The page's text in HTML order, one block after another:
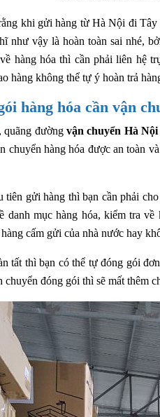
khi gửi hàng từ Hà Nội đi
như vậy là hoàn toàn sai nhé,
hàng hóa thì cần phải liên hệ
hàng không thể tự ý hoàn trả
hàng hóa cần vận
quãng đường vận chuyển Hà
chuyển hàng hóa được an toàn
tiên gửi hàng thì bạn cần phải
danh mục hàng hóa, kiểm tra
cấm gửi của nhà nước hay
tất thì bạn có thể tự đóng gói
chuyển đóng gói thì sẽ mất thêm